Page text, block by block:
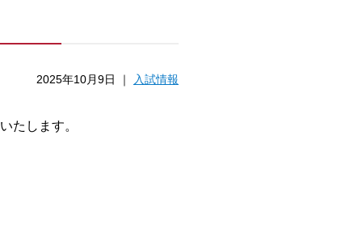
2025年10月9日 ｜ 入試情報
たします。